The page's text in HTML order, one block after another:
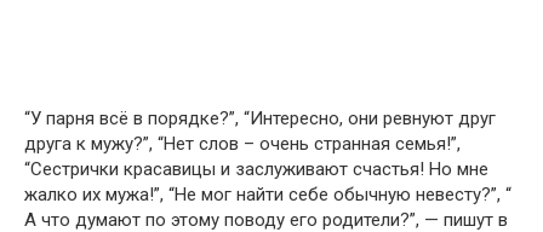
“У парня всё в порядке?”, “Интересно, они ревнуют друг
друга к мужу?”, “Нет слов – очень странная семья!”,
“Сестрички красавицы и заслуживают счастья! Но мне
жалко их мужа!”, “Не мог найти себе обычную невесту?”, “
А что думают по этому поводу его родители?”, — пишут в